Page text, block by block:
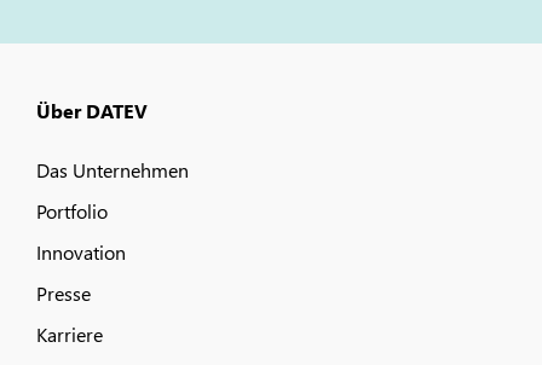
Über DATEV
Das Unternehmen
Portfolio
Innovation
Presse
Karriere